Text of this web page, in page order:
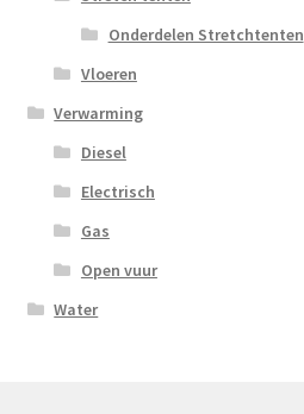
Onderdelen Stretchtenten
Vloeren
Verwarming
Diesel
Electrisch
Gas
Open vuur
Water